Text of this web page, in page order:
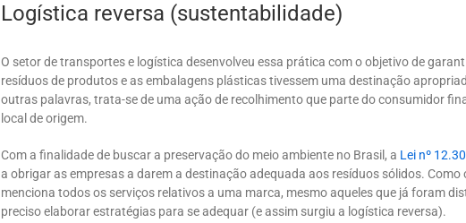
Logística reversa (sustentabilidade)
O setor de transportes e logística desenvolveu essa prática com o objetivo de
resíduos de produtos e as embalagens plásticas tivessem uma destinação
outras palavras, trata-se de uma ação de recolhimento que parte do consumidor
local de origem.
Com a finalidade de buscar a preservação do meio ambiente no Brasil, a Lei nº
a obrigar as empresas a darem a destinação adequada aos resíduos sólidos. Como
menciona todos os serviços relativos a uma marca, mesmo aqueles que já foram
preciso elaborar estratégias para se adequar (e assim surgiu a logística reversa).